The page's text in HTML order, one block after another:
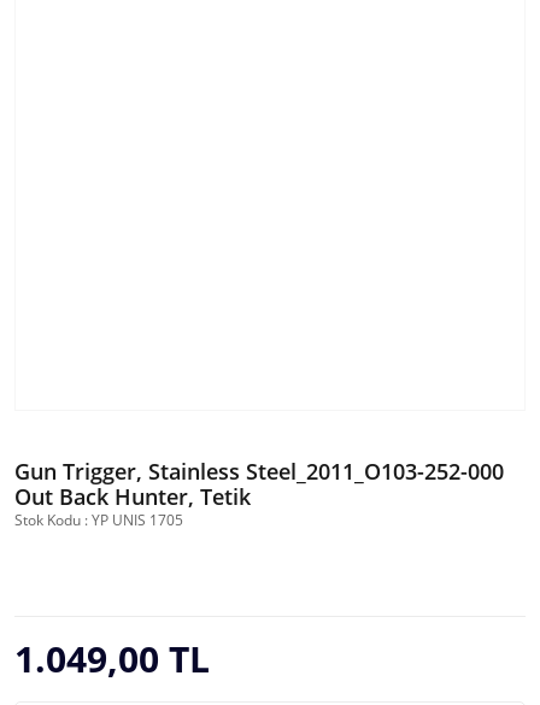
Gun Trigger, Stainless Steel_2011_O103-252-000
Out Back Hunter, Tetik
Stok Kodu : YP UNIS 1705
1.049,00 TL